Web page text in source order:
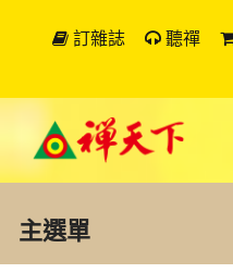
訂雜誌 聽禪
主選單